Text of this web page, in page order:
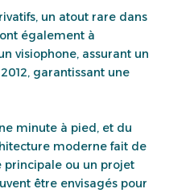
un atout rare dans
également à
visiophone, assurant un
garantissant une
minute à pied, et du
moderne fait de
principale ou un projet
être envisagés pour